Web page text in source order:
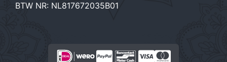
BTW NR: NL817672035B01